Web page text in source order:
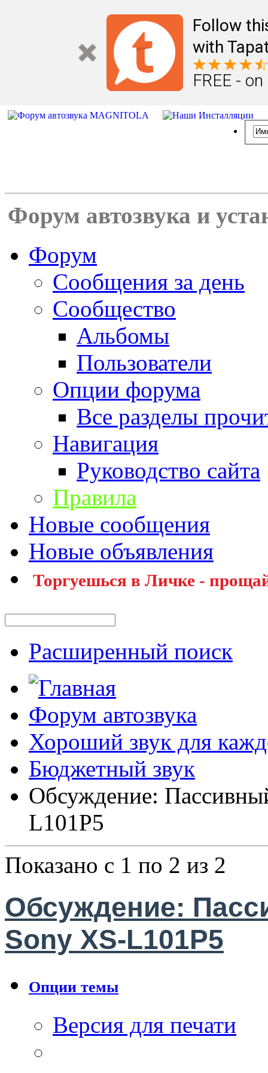
Follow
with
FREE -
Форум автозвука и
Форум
Сообщения за день
Сообщество
Альбомы
Пользователи
Опции форума
Все разделы
Навигация
Руководство сайта
Правила
Новые сообщения
Новые объявления
Торгуешься в Личке -
Расширенный поиск
Форум автозвука
Хороший звук для
Бюджетный звук
Обсуждение:
L101P5
Показано с 1 по 2 из 2
Обсуждение:
Sony XS-L101P5
Опции темы
Версия для печати